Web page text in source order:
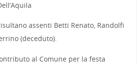
assenti Betti Renato, Randolfi
(deceduto).
al Comune per la festa